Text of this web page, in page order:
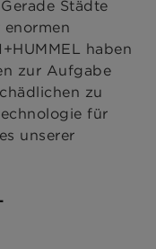
Städte
haben
zur Aufgabe
zu
für
unserer